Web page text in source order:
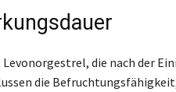
die nach der
die